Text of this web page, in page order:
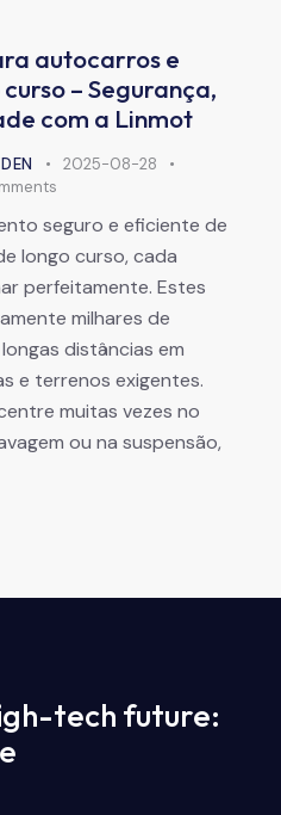
autocarros e
– Segurança,
com a Linmot
2025-08-28
seguro e eficiente de
longo curso, cada
perfeitamente. Estes
milhares de
distâncias em
e terrenos exigentes.
muitas vezes no
ou na suspensão,
tech future: